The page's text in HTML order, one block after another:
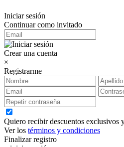
Iniciar sesión
Continuar como invitado
Crear una cuenta
×
Registrarme
Quiero recibir descuentos exclusivos
Ver los términos y condiciones
Finalizar registro